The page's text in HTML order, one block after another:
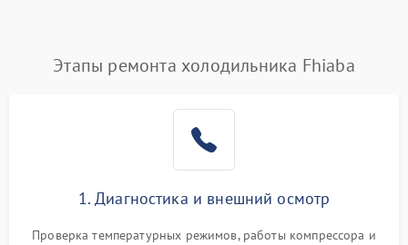
Этапы ремонта холодильника Fhiaba
1. Диагностика и внешний осмотр
Проверка температурных режимов, работы компрессора и